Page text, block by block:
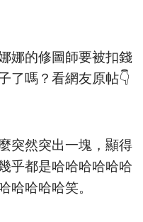
娜的修圖師要被扣錢
了嗎？看網友原帖👇
突然突出一塊，顯得
乎都是哈哈哈哈哈哈
哈哈哈哈笑。